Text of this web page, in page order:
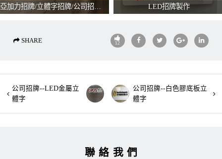
亞加力招牌/立體字招牌/公司招牌/亞克力字 LED招牌製作
SHARE 12
公司招牌--LED金屬立
體字
公司招牌--白色膠底板立
體字
聯絡我們